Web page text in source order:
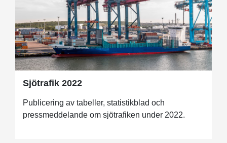
Sjötrafik 2022
Publicering av tabeller, statistikblad och
pressmeddelande om sjötrafiken under 2022.